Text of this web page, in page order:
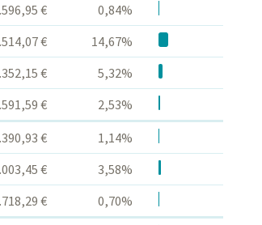
€
0,84%
€
14,67%
€
5,32%
€ 2,53%
€
1,14%
€
3,58%
€ 0,70%